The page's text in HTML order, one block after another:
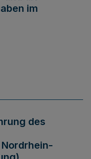
im
des